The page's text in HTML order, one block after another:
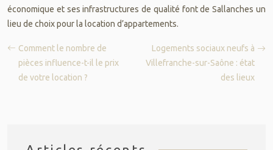
économique et ses infrastructures de qualité font de Sallanches un
lieu de choix pour la location d’appartements.
Comment le nombre de
pièces influence-t-il le prix
de votre location ?
Logements sociaux neufs à
Villefranche-sur-Saône : état
des lieux